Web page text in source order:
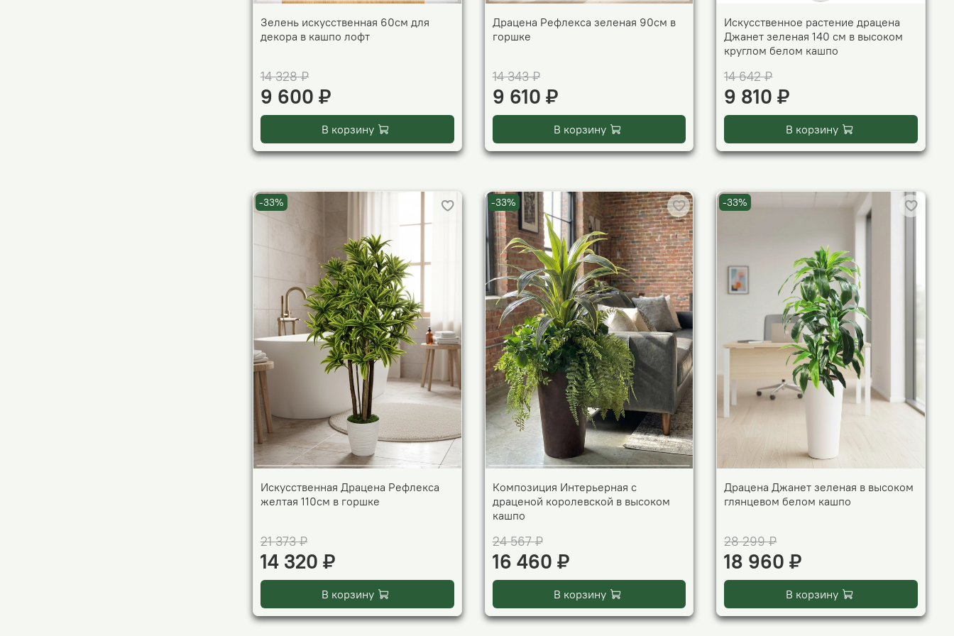
Зелень искусственная 60см для
декора в кашпо лофт
14 328 ₽
9 600 ₽
В корзину
Драцена Рефлекса зеленая 90см в
горшке
14 343 ₽
9 610 ₽
В корзину
Искусственное растение драцена
Джанет зеленая 140 см в высоком
круглом белом кашпо
14 642 ₽
9 810 ₽
В корзину
-33%
Искусственная Драцена Рефлекса
желтая 110см в горшке
21 373 ₽
14 320 ₽
В корзину
-33%
Композиция Интерьерная с
драценой королевской в высоком
кашпо
24 567 ₽
16 460 ₽
В корзину
-33%
Драцена Джанет зеленая в высоком
глянцевом белом кашпо
28 299 ₽
18 960 ₽
В корзину